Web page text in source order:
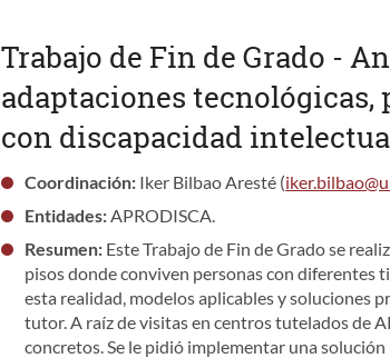
Trabajo de Fin de Grado -
adaptaciones tecnológicas,
con discapacidad
Coordinación: Iker Bilbao Aresté (
Entidades: APRODISCA.
Resumen: Este Trabajo de Fin de Grado se
pisos donde conviven personas con diferentes
esta realidad, modelos aplicables y soluciones
tutor. A raíz de visitas en centros tutelados de
concretos. Se le pidió implementar una